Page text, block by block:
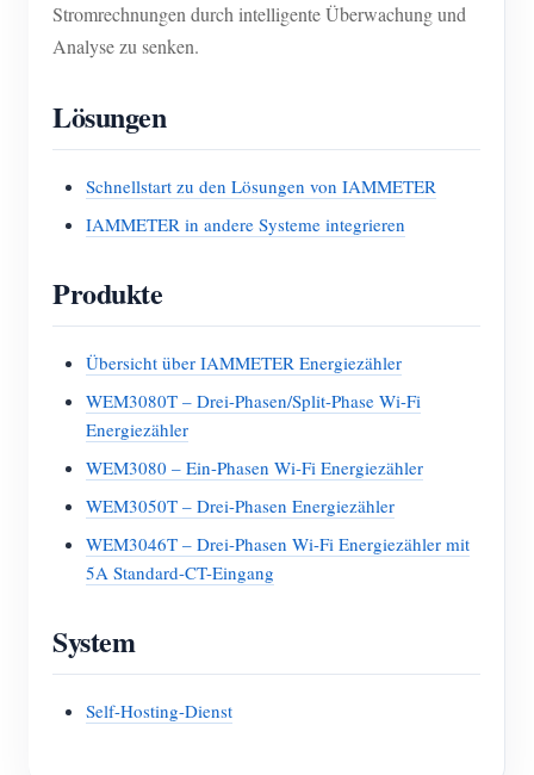
Stromrechnungen durch intelligente Überwachung und
Analyse zu senken.
Lösungen
Schnellstart zu den Lösungen von IAMMETER
IAMMETER in andere Systeme integrieren
Produkte
Übersicht über IAMMETER Energiezähler
WEM3080T – Drei-Phasen/Split-Phase Wi-Fi
Energiezähler
WEM3080 – Ein-Phasen Wi-Fi Energiezähler
WEM3050T – Drei-Phasen Energiezähler
WEM3046T – Drei-Phasen Wi-Fi Energiezähler mit
5A Standard-CT-Eingang
System
Self-Hosting-Dienst